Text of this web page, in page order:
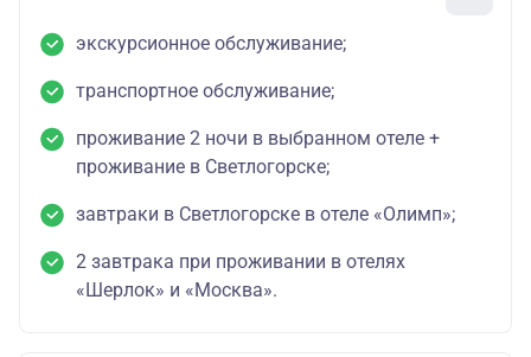
экскурсионное обслуживание;
транспортное обслуживание;
проживание 2 ночи в выбранном отеле +
проживание в Светлогорске;
завтраки в Светлогорске в отеле «Олимп»;
2 завтрака при проживании в отелях
«Шерлок» и «Москва».